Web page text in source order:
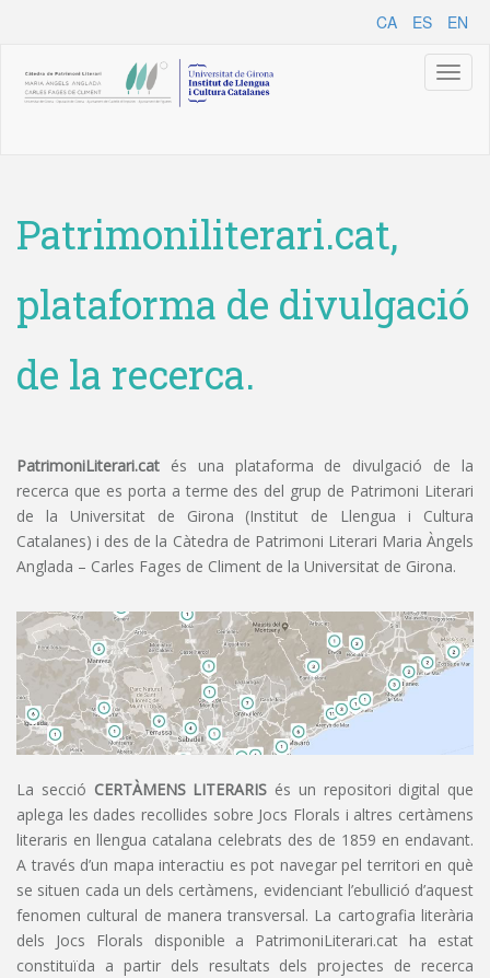
CA ES EN
Patrimoniliterari.cat,
plataforma de divulgació
de la recerca.
PatrimoniLiterari.cat és una plataforma de divulgació de la
recerca que es porta a terme des del grup de Patrimoni Literari
de la Universitat de Girona (Institut de Llengua i Cultura
Catalanes) i des de la Càtedra de Patrimoni Literari Maria Àngels
Anglada – Carles Fages de Climent de la Universitat de Girona.
La secció CERTÀMENS LITERARIS és un repositori digital que
aplega les dades recollides sobre Jocs Florals i altres certàmens
literaris en llengua catalana celebrats des de 1859 en endavant.
A través d’un mapa interactiu es pot navegar pel territori en què
se situen cada un dels certàmens, evidenciant l’ebullició d’aquest
fenomen cultural de manera transversal. La cartografia literària
dels Jocs Florals disponible a PatrimoniLiterari.cat ha estat
constituïda a partir dels resultats dels projectes de recerca